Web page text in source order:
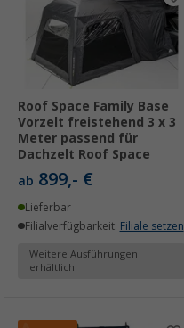
Roof Space Family Base
Vorzelt freistehend 3 x 3
Meter passend für
Dachzelt Roof Space
ab 899,- €
Lieferbar
Filialverfügbarkeit: Filiale setzen
Weitere Ausführungen
erhältlich